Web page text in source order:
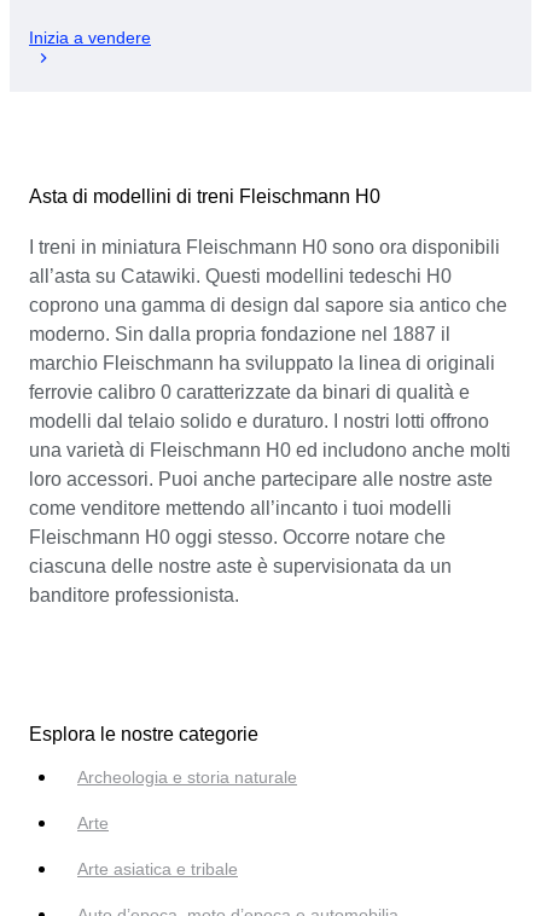
Inizia a vendere
Asta di modellini di treni Fleischmann H0
I treni in miniatura Fleischmann H0 sono ora disponibili
all’asta su Catawiki. Questi modellini tedeschi H0
coprono una gamma di design dal sapore sia antico che
moderno. Sin dalla propria fondazione nel 1887 il
marchio Fleischmann ha sviluppato la linea di originali
ferrovie calibro 0 caratterizzate da binari di qualità e
modelli dal telaio solido e duraturo. I nostri lotti offrono
una varietà di Fleischmann H0 ed includono anche molti
loro accessori. Puoi anche partecipare alle nostre aste
come venditore mettendo all’incanto i tuoi modelli
Fleischmann H0 oggi stesso. Occorre notare che
ciascuna delle nostre aste è supervisionata da un
banditore professionista.
Esplora le nostre categorie
Archeologia e storia naturale
Arte
Arte asiatica e tribale